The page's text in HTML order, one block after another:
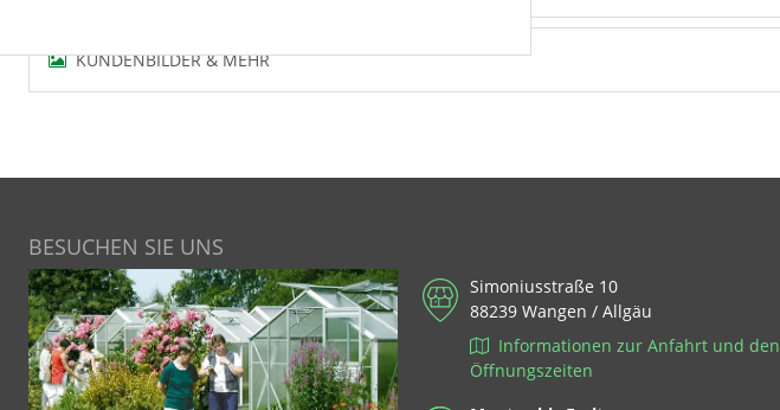
KUNDENBILDER & MEHR
BESUCHEN SIE UNS
Simoniusstraße 10
88239 Wangen / Allgäu
Informationen zur Anfahrt und den
Öffnungszeiten